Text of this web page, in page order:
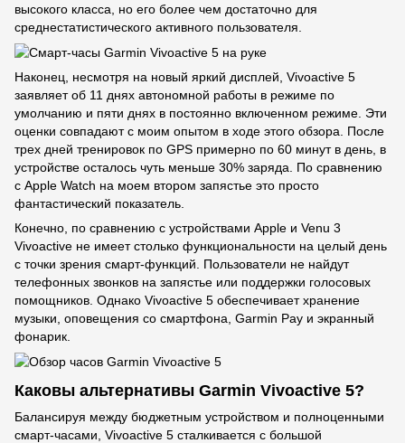
высокого класса, но его более чем достаточно для
среднестатистического активного пользователя.
Наконец, несмотря на новый яркий дисплей, Vivoactive 5
заявляет об 11 днях автономной работы в режиме по
умолчанию и пяти днях в постоянно включенном режиме. Эти
оценки совпадают с моим опытом в ходе этого обзора. После
трех дней тренировок по GPS примерно по 60 минут в день, в
устройстве осталось чуть меньше 30% заряда. По сравнению
с Apple Watch на моем втором запястье это просто
фантастический показатель.
Конечно, по сравнению с устройствами Apple и Venu 3
Vivoactive не имеет столько функциональности на целый день
с точки зрения смарт-функций. Пользователи не найдут
телефонных звонков на запястье или поддержки голосовых
помощников. Однако Vivoactive 5 обеспечивает хранение
музыки, оповещения со смартфона, Garmin Pay и экранный
фонарик.
Каковы альтернативы Garmin Vivoactive 5?
Балансируя между бюджетным устройством и полноценными
смарт-часами, Vivoactive 5 сталкивается с большой